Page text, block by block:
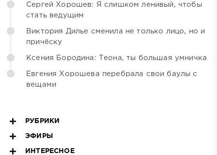
Сергей Хорошев: Я слишком ленивый, чтобы
стать ведущим
Виктория Дилье сменила не только лицо, но и
причёску
Ксения Бородина: Теона, ты большая умничка
Евгения Хорошева перебрала свои баулы с
вещами
РУБРИКИ
ЭФИРЫ
ИНТЕРЕСНОЕ